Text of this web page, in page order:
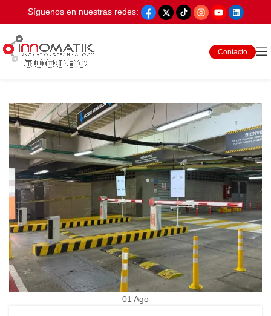
Síguenos en nuestras redes:
Contacto
01 Ago